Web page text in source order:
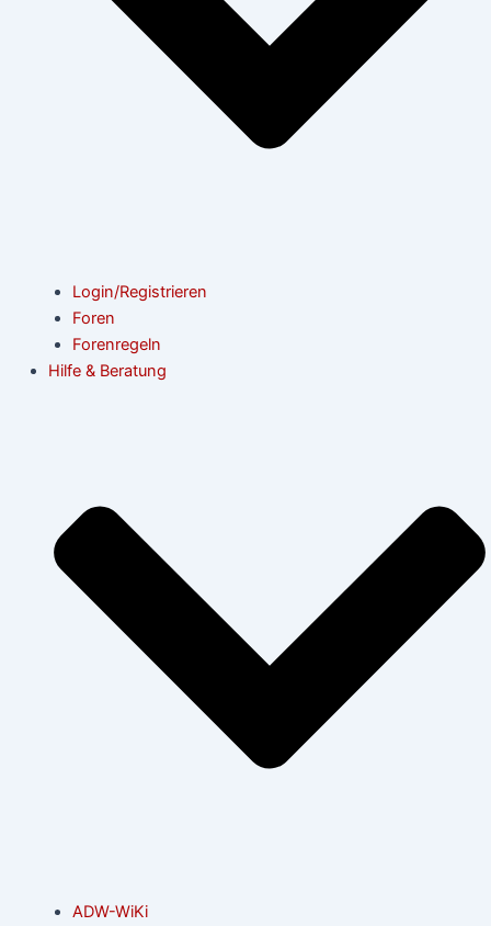
Login/Registrieren
Foren
Forenregeln
Hilfe & Beratung
ADW-WiKi